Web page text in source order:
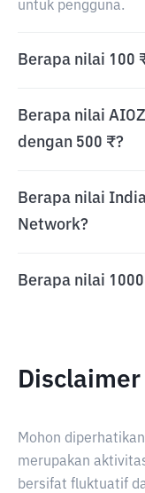
untuk pengguna.
Berapa nilai 100
Berapa nilai
dengan 500 ₹?
Berapa nilai
Network?
Berapa nilai
Disclaimer
Mohon
merupakan
bersifat fluktuatif